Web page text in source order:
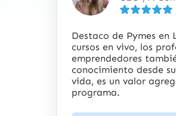
5
Destaco de Pymes en
cursos en vivo, los
emprendedores
conocimiento desde
vida, es un valor
programa.